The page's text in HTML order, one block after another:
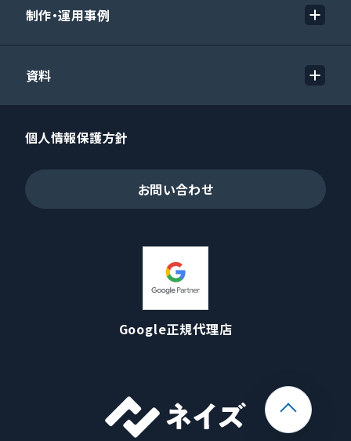
制作・運用事例
資料
個人情報保護方針
お問い合わせ
Google正規代理店